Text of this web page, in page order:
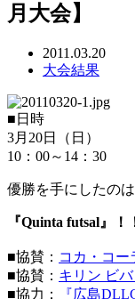
月大会】
2011.03.20
大会結果
■日時
3月20日（日）
10：00～14：30
優勝を手にしたのは
『Quinta futsal』！
■協賛： コカ・コー
■協賛： キリン ビ
■協力：
『広島